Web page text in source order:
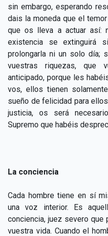
sin embargo, esperando
dais la moneda que el
que os lleva a actuar así:
existencia se extinguirá
prolongarla ni un solo día;
vuestras riquezas, que
anticipado, porque les
vos, ellos tienen
sueño de felicidad para
justicia, os será
Supremo que habéis
La conciencia
Cada hombre tiene en sí
una voz interior. Es
conciencia, juez severo
vuestra vida. Cuando el